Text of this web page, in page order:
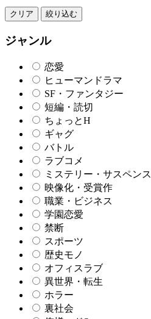
クリア 絞り込む
ジャンル
恋愛
ヒューマンドラマ
SF・ファンタジー
短編・読切
ちょっとH
ギャグ
バトル
ラブコメ
ミステリー・サスペンス
映像化・受賞作
職業・ビジネス
学園恋愛
禁断
スポーツ
歴史モノ
オフィスラブ
異世界・転生
ホラー
裏社会